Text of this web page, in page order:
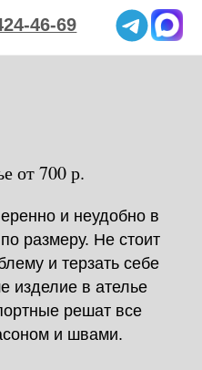
от 700 р.
и неудобно в
размеру. Не стоит
и терзать себе
изделие в ателье
решат все
и швами.